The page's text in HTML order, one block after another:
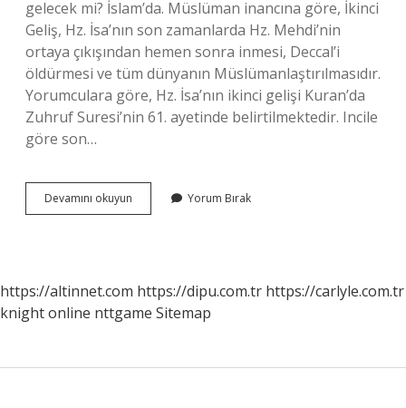
gelecek mi? İslam’da. Müslüman inancına göre, İkinci
Geliş, Hz. İsa’nın son zamanlarda Hz. Mehdi’nin
ortaya çıkışından hemen sonra inmesi, Deccal’i
öldürmesi ve tüm dünyanın Müslümanlaştırılmasıdır.
Yorumculara göre, Hz. İsa’nın ikinci gelişi Kuran’da
Zuhruf Suresi’nin 61. ayetinde belirtilmektedir. Incile
göre son…
Devamını okuyun
Muhammed
Dedi
Yorum Bırak
https://altinnet.com https://dipu.com.tr https://carlyle.com.tr
knight online nttgame Sitemap